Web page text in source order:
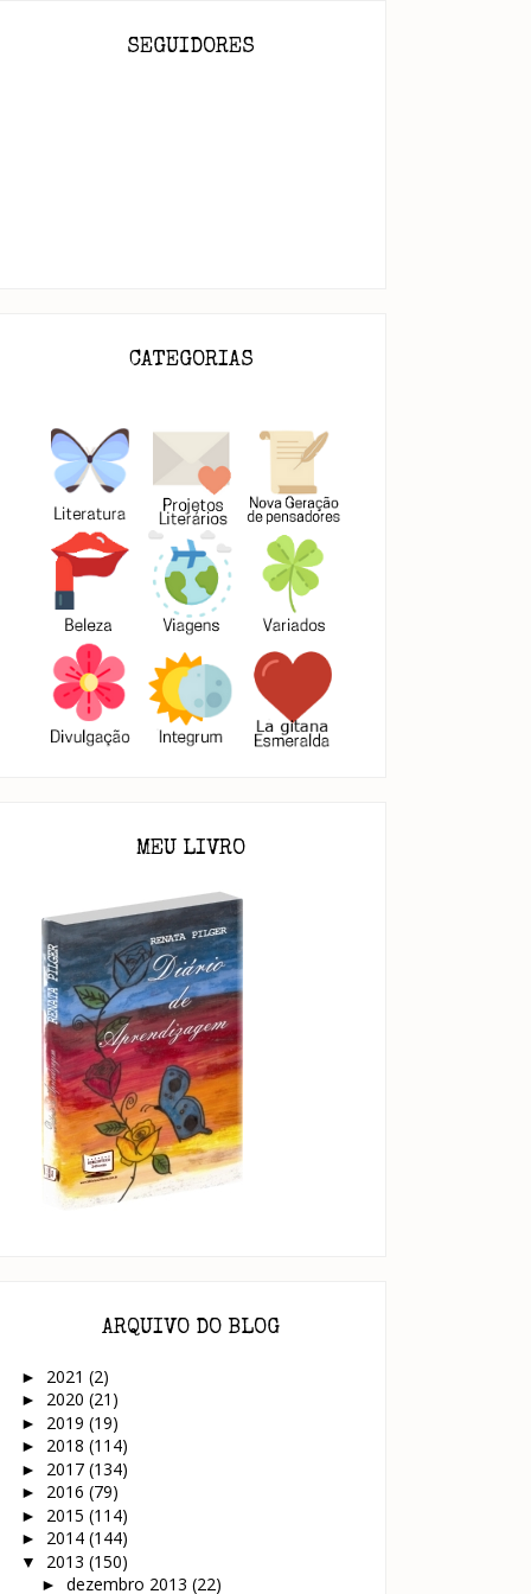
Loucura
SEGUIDORES
CATEGORIAS
MEU LIVRO
ARQUIVO DO BLOG
► 2021 (2)
► 2020 (21)
► 2019 (19)
► 2018 (114)
► 2017 (134)
► 2016 (79)
► 2015 (114)
► 2014 (144)
▼ 2013 (150)
► dezembro 2013 (22)